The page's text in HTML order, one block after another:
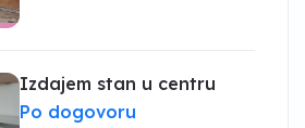
Izdajem stan u centru
Po dogovoru